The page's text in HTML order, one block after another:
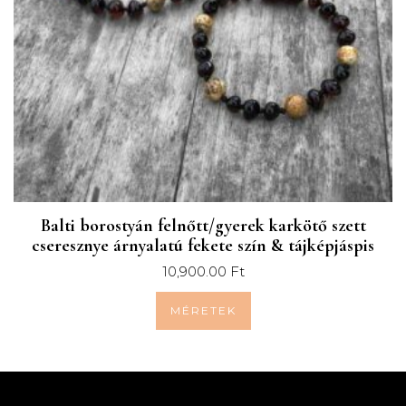
pH értékét. Ez a következő bőrbetegségek
kezelésében/enyhítésében hasznos: pikkelysömör, akné és
olyan belgyógyászati betegségek esetében is, mint a
gyomorfekély, gyomor reflux és gyomorégés.
Hogyan hat a balti borostyán?
A bőrrel való érintkezés során a borostyán átveszi a test
hőmérsékletét és minimális mennyiségű olajat enged ki,
mely szukcinilsav tartalmú és felszívódik a bőrben, ezáltal a
szervezetbe kerülve.
A Babaláncok egy családi vállalkozás, mely több, mint 20
felnőtteknek szánt borostyán ékszerek tervezése és
megvalósítása terén. A borostyán nyaklánc vagy karkötő
gyereke életkorának felelnek meg vagy a személyes
Balti borostyán felnőtt/gyerek karkötő szett
cseresznye árnyalatú fekete szín & tájképjáspis
10,900.00 Ft
MÉRETEK